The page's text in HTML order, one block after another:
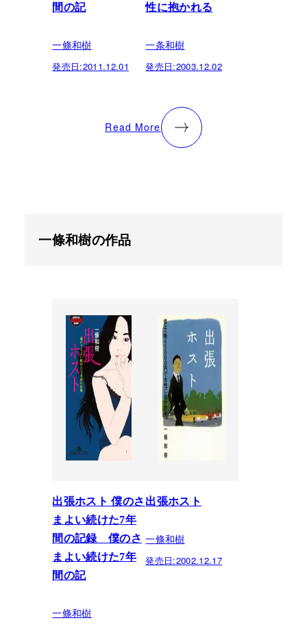
間の記
一條和樹
発売日:2011.12.01
性に抱かれる
一条和樹
発売日:2003.12.02
Read More
一條和樹の作品
出張ホスト 僕のさ
まよい続けた7年
間の記録 僕のさ
まよい続けた7年
間の記
一條和樹
出張ホスト
一條和樹
発売日:2002.12.17